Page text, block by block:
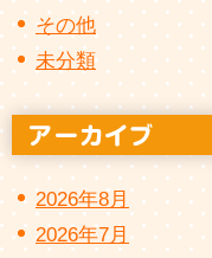
その他
未分類
2026年8月
2026年7月